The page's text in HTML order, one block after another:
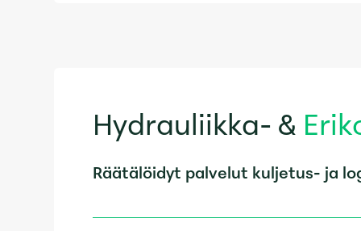
Hydrauliikka- &
Räätälöidyt palvelut kuljetus- ja